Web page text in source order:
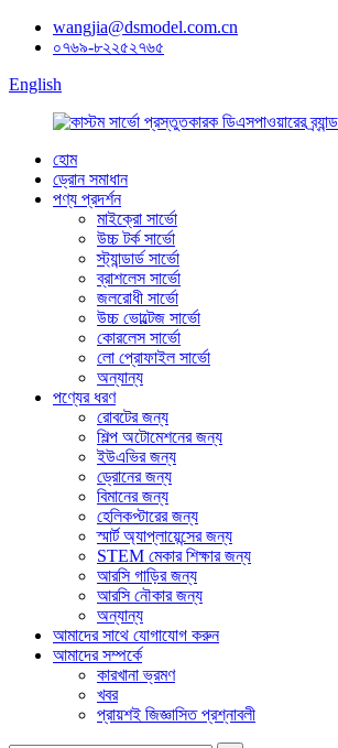
wangjia@dsmodel.com.cn
০৭৬৯-৮২২৫২৭৬৫
English
হোম
ড্রোন সমাধান
পণ্য প্রদর্শন
মাইক্রো সার্ভো
উচ্চ টর্ক সার্ভো
স্ট্যান্ডার্ড সার্ভো
ব্রাশলেস সার্ভো
জলরোধী সার্ভো
উচ্চ ভোল্টেজ সার্ভো
কোরলেস সার্ভো
লো প্রোফাইল সার্ভো
অন্যান্য
পণ্যের ধরণ
রোবটের জন্য
শিল্প অটোমেশনের জন্য
ইউএভির জন্য
ড্রোনের জন্য
বিমানের জন্য
হেলিকপ্টারের জন্য
স্মার্ট অ্যাপ্লায়েন্সের জন্য
STEM মেকার শিক্ষার জন্য
আরসি গাড়ির জন্য
আরসি নৌকার জন্য
অন্যান্য
আমাদের সাথে যোগাযোগ করুন
আমাদের সম্পর্কে
কারখানা ভ্রমণ
খবর
প্রায়শই জিজ্ঞাসিত প্রশ্নাবলী